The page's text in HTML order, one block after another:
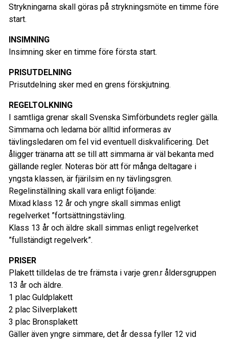
Strykningarna skall göras på strykningsmöte en timme före
start.
INSIMNING
Insimning sker en timme före första start.
PRISUTDELNING
Prisutdelning sker med en grens förskjutning.
REGELTOLKNING
I samtliga grenar skall Svenska Simförbundets regler gälla.
Simmarna och ledarna bör alltid informeras av
tävlingsledaren om fel vid eventuell diskvalificering. Det
åligger tränarna att se till att simmarna är väl bekanta med
gällande regler. Noteras bör att för många deltagare i
yngsta klassen, är fjärilsim en ny tävlingsgren.
Regelinställning skall vara enligt följande:
Mixad klass 12 år och yngre skall simmas enligt
regelverket ”fortsättningstävling.
Klass 13 år och äldre skall simmas enligt regelverket
”fullständigt regelverk”.
PRISER
Plakett tilldelas de tre främsta i varje gren.r åldersgruppen
13 år och äldre.
1 plac Guldplakett
2 plac Silverplakett
3 plac Bronsplakett
Gäller även yngre simmare, det år dessa fyller 12 vid